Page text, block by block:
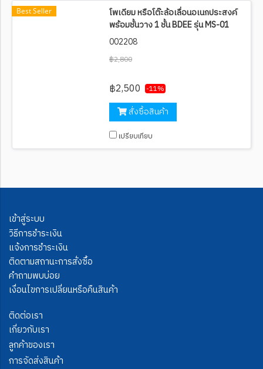
Best Seller
โพเดียม หรือโต๊ะล้อเลื่อนอเนกประสงค์
พร้อมชั้นวาง 1 ชั้น BDEE รุ่น MS-01
002208
฿2,800
฿2,500 -11%
สั่งซื้อสินค้า
เปรียบเทียบ
เข้าสู่ระบบ
วิธีการชำระเงิน
แจ้งการชำระเงิน
ติดตามสถานะการสั่งซื้อ
คำถามพบบ่อย
เงื่อนไขการเปลี่ยนหรือคืนสินค้า
ติดต่อเรา
เกี่ยวกับเรา
ลูกค้าของเรา
การจัดส่งสินค้า